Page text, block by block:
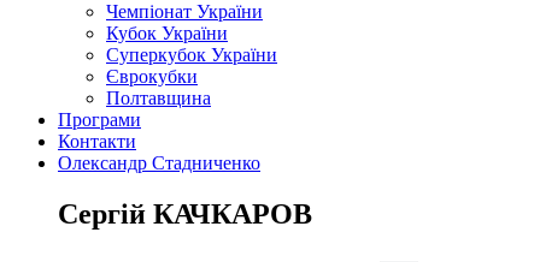
Чемпіонат України
Кубок України
Суперкубок України
Єврокубки
Полтавщина
Програми
Контакти
Олександр Стадниченко
Сергій КАЧКАРОВ